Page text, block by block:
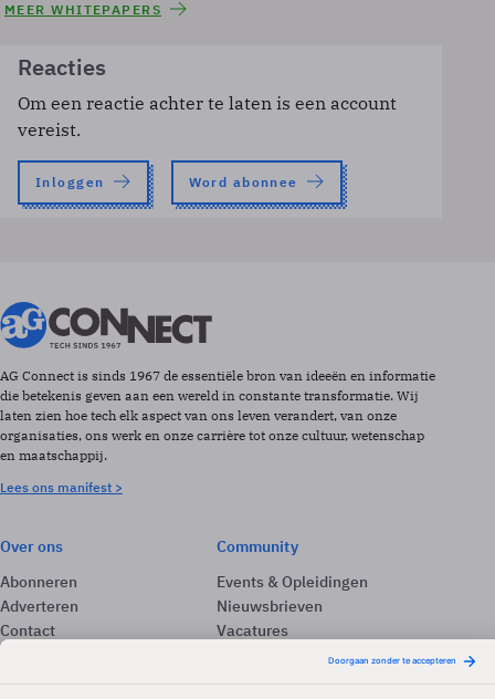
MEER WHITEPAPERS
Reacties
Om een reactie achter te laten is een account
vereist.
Inloggen Word abonnee
AG Connect is sinds 1967 de essentiële bron van ideeën en informatie
die betekenis geven aan een wereld in constante transformatie. Wij
laten zien hoe tech elk aspect van ons leven verandert, van onze
organisaties, ons werk en onze carrière tot onze cultuur, wetenschap
en maatschappij.
Lees ons manifest >
Over ons
Abonneren
Adverteren
Contact
Community
Events & Opleidingen
Nieuwsbrieven
Vacatures